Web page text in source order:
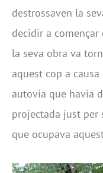
destrossaven la
decidir a començar
la seva obra va
aquest cop a
autovia que havia
projectada just per
que ocupava